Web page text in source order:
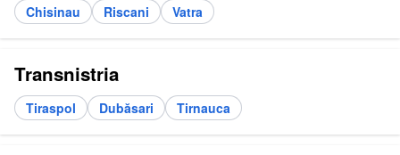
Chisinau Riscani Vatra
Transnistria
Tiraspol Dubăsari Tirnauca